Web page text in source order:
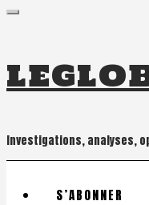
Investigations, analyses,
S’ABONNER